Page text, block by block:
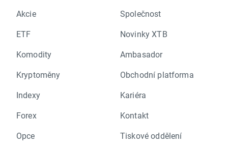
Akcie
ETF
Komodity
Kryptoměny
Indexy
Forex
Opce
Společnost
Novinky XTB
Ambasador
Obchodní platforma
Kariéra
Kontakt
Tiskové oddělení